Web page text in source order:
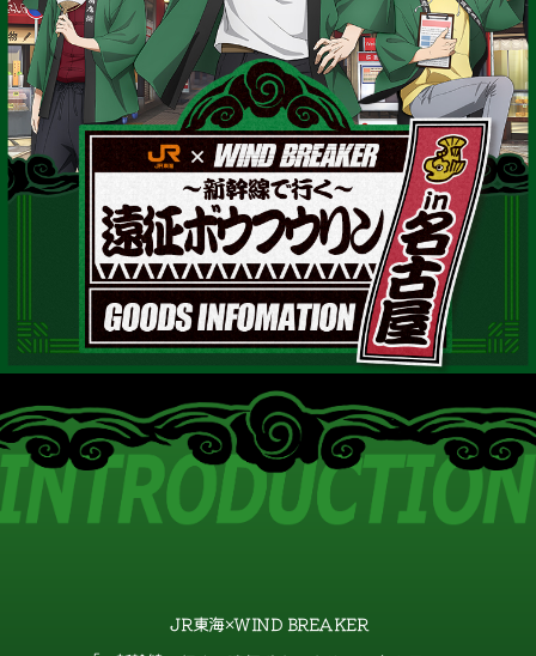
JR東海×WIND BREAKER